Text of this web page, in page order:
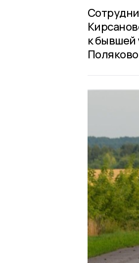
к бывшей